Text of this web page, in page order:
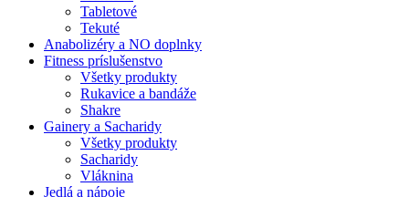
Tabletové
Tekuté
Anabolizéry a NO doplnky
Fitness príslušenstvo
Všetky produkty
Rukavice a bandáže
Shakre
Gainery a Sacharidy
Všetky produkty
Sacharidy
Vláknina
Jedlá a nápoje